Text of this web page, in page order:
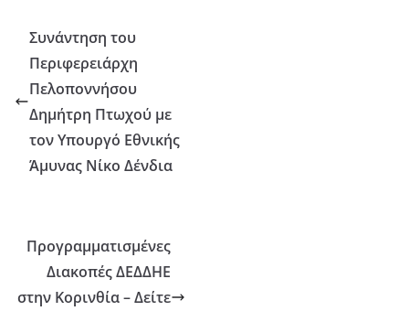
Συνάντηση του
Περιφερειάρχη
Πελοποννήσου
Δημήτρη Πτωχού με
τον Υπουργό Εθνικής
Άμυνας Νίκο Δένδια
Προγραμματισμένες
Διακοπές ΔΕΔΔΗΕ
στην Κορινθία – Δείτε